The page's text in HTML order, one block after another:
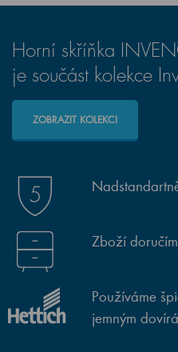
Horní skříňka
je součást kolekce
ZOBRAZIT KOLEKCI
Zboží
Používáme
jemným